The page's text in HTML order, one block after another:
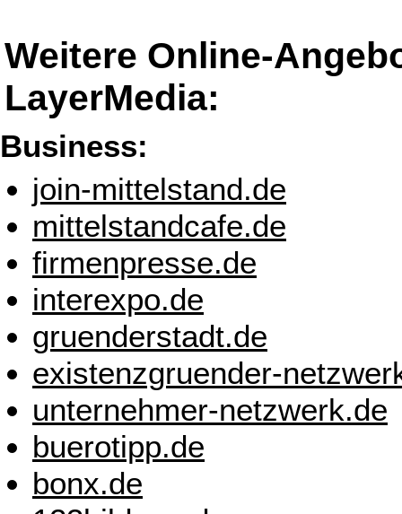
Weitere Online-
LayerMedia:
Business:
join-mittelstand.de
mittelstandcafe.de
firmenpresse.de
interexpo.de
gruenderstadt.de
existenzgruender-
unternehmer-netzwerk.de
buerotipp.de
bonx.de